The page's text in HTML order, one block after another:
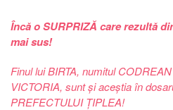
Încă o SURPRIZĂ care rezultă
mai sus!
Finul lui BIRTA, numitul
VICTORIA, sunt și aceștia în
PREFECTULUI ȚIPLEA!